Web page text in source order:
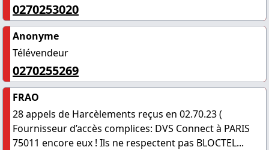
0270253020
Anonyme
Télévendeur
0270255269
FRAO
28 appels de Harcèlements reçus en 02.70.23 (
Fournisseur d’accès complices: DVS Connect à PARIS
75011 encore eux ! Ils ne respectent pas BLOCTEL...